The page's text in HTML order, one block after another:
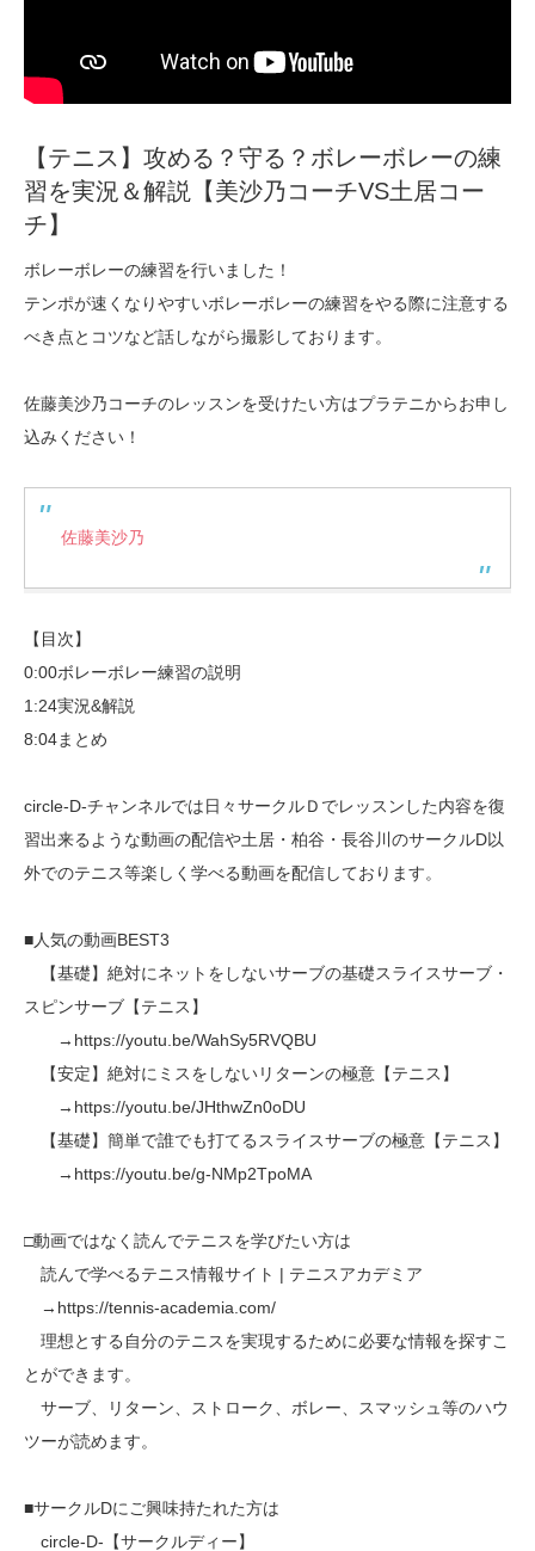
【テニス】攻める？守る？ボレーボレーの練
習を実況＆解説【美沙乃コーチVS土居コー
チ】
ボレーボレーの練習を行いました！
テンポが速くなりやすいボレーボレーの練習をやる際に注意する
べき点とコツなど話しながら撮影しております。
佐藤美沙乃コーチのレッスンを受けたい方はプラテニからお申し
込みください！
佐藤美沙乃
【目次】
0:00ボレーボレー練習の説明
1:24実況&解説
8:04まとめ
circle-D-チャンネルでは日々サークルＤでレッスンした内容を復
習出来るような動画の配信や土居・柏谷・長谷川のサークルD以
外でのテニス等楽しく学べる動画を配信しております。
■人気の動画BEST3
【基礎】絶対にネットをしないサーブの基礎スライスサーブ・
スピンサーブ【テニス】
→https://youtu.be/WahSy5RVQBU
【安定】絶対にミスをしないリターンの極意【テニス】
→https://youtu.be/JHthwZn0oDU
【基礎】簡単で誰でも打てるスライスサーブの極意【テニス】
→https://youtu.be/g-NMp2TpoMA
□動画ではなく読んでテニスを学びたい方は
読んで学べるテニス情報サイト | テニスアカデミア
→https://tennis-academia.com/
理想とする自分のテニスを実現するために必要な情報を探すこ
とができます。
サーブ、リターン、ストローク、ボレー、スマッシュ等のハウ
ツーが読めます。
■サークルDにご興味持たれた方は
circle-D-【サークルディー】